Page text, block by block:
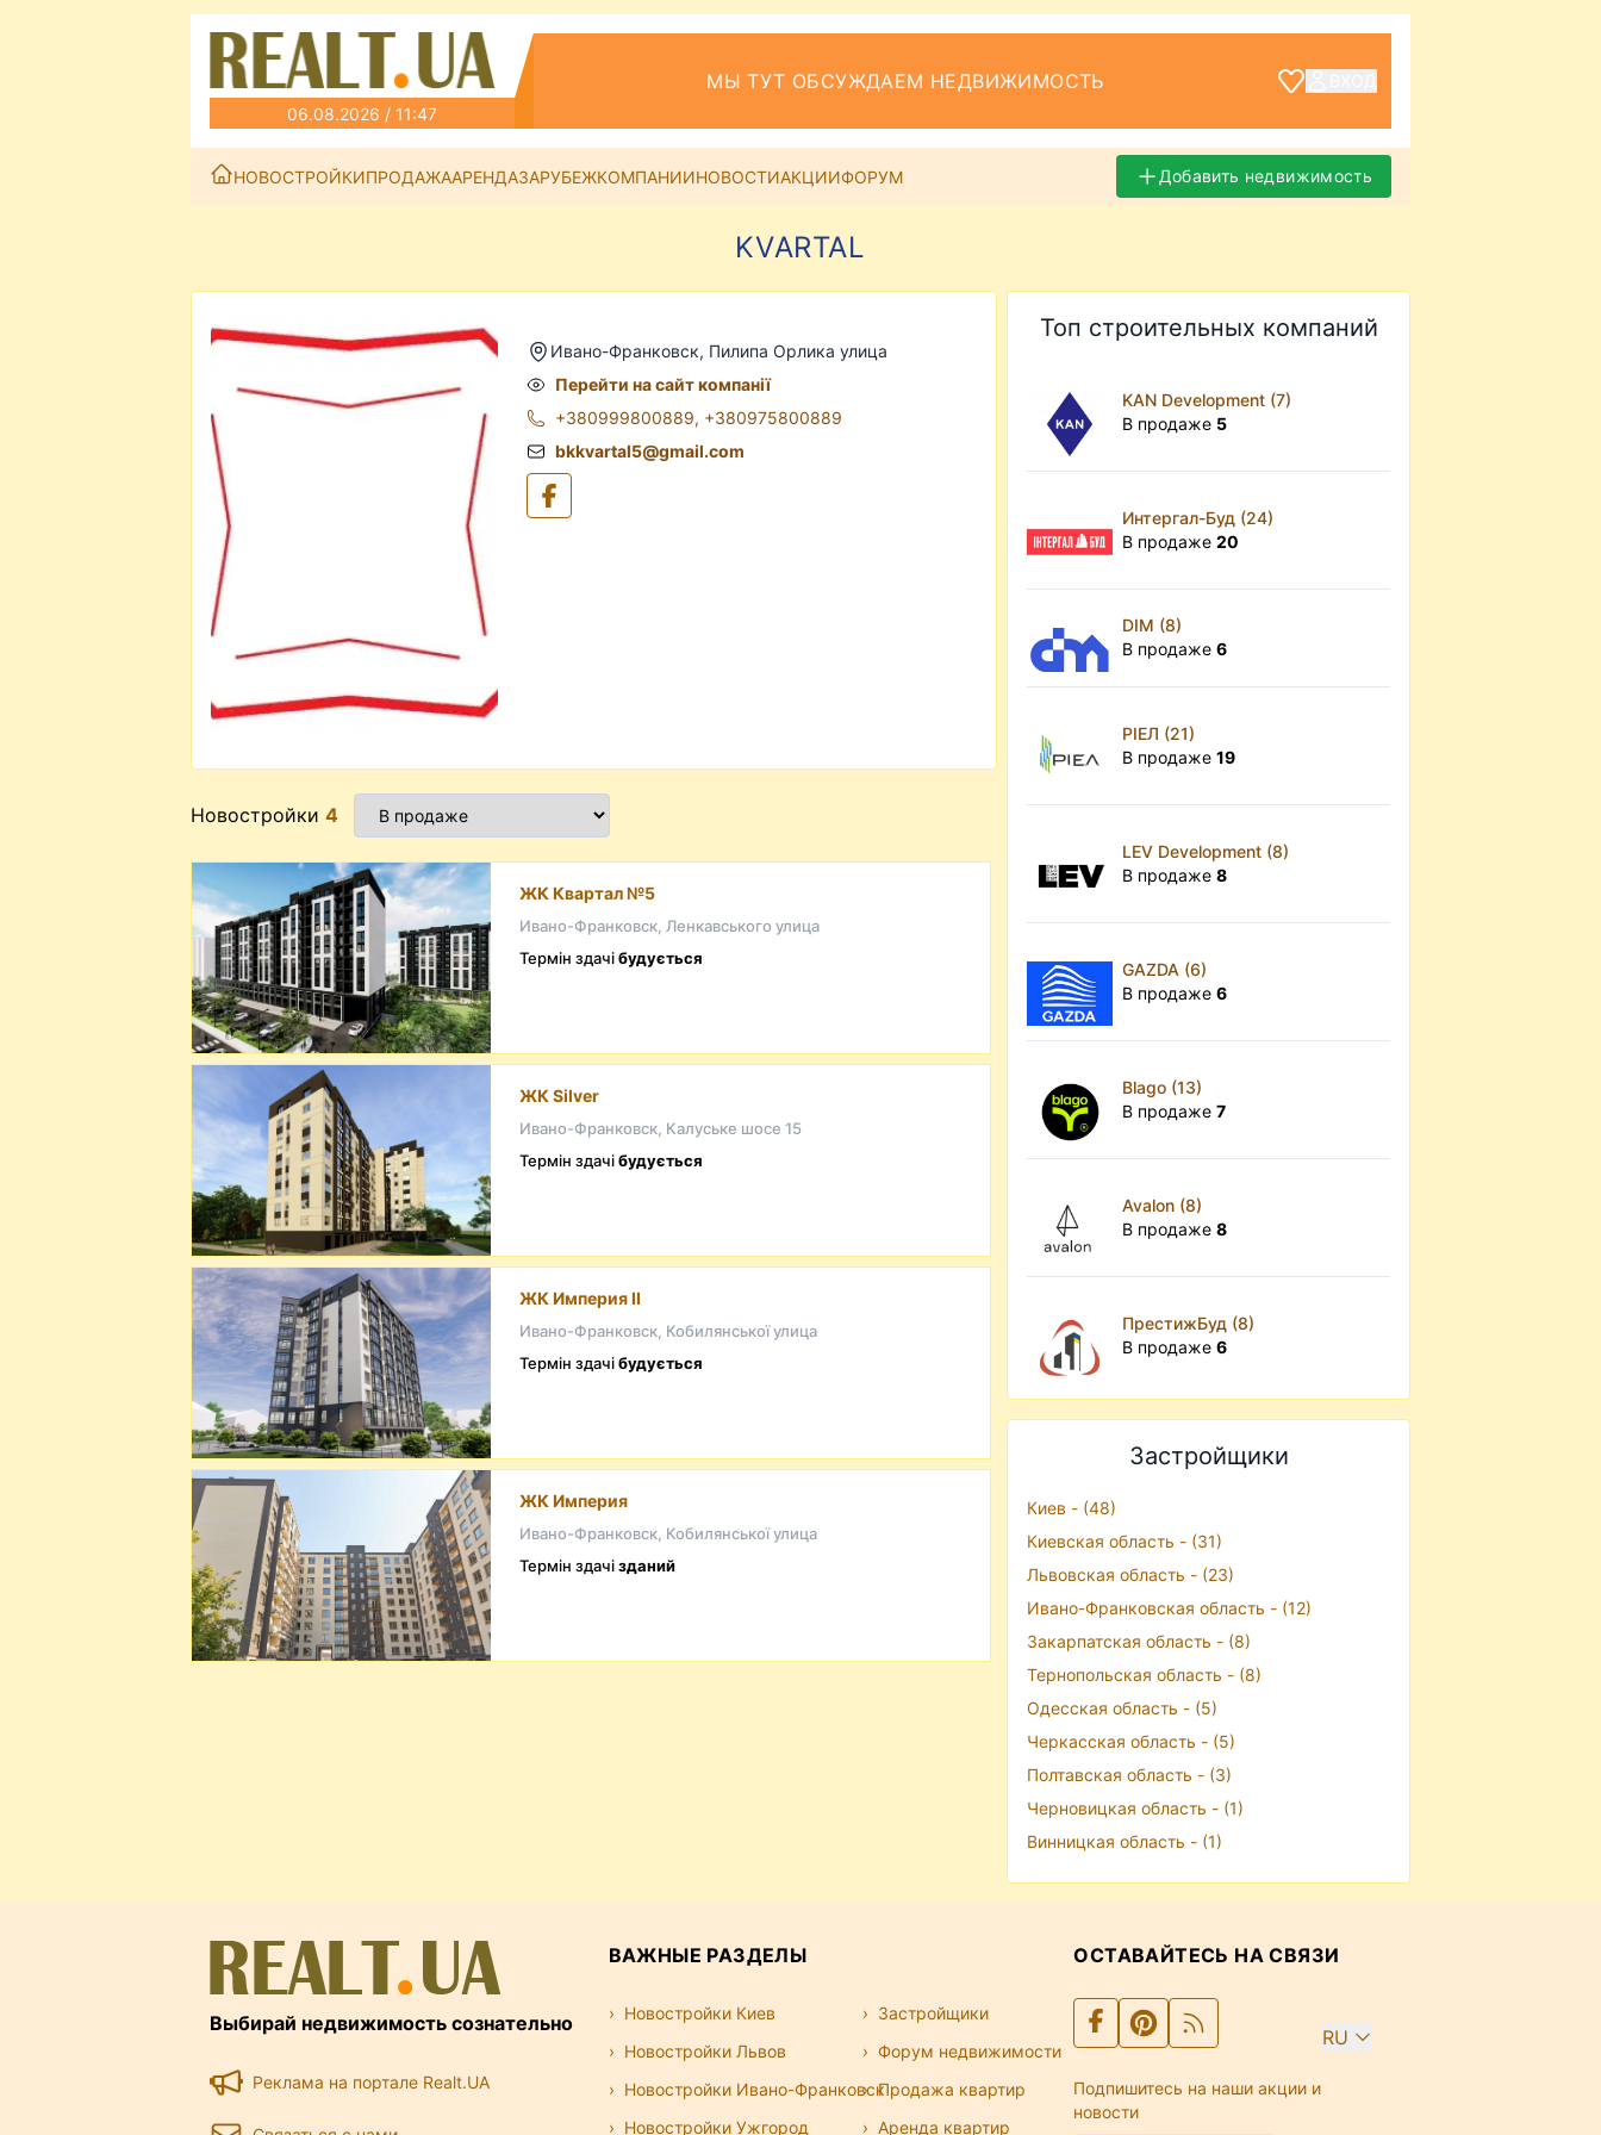
06.08.2026 / 11:47
МЫ ТУТ ОБСУЖДАЕМ НЕДВИЖИМОСТЬ
НОВОСТРОЙКИПРОДАЖААРЕНДАЗАРУБЕЖКОМПАНИИНОВОСТИАКЦИИФОРУМ Добавить недвижимость
KVARTAL
Ивано-Франковск, Пилипа Орлика улица
Перейти на сайт компанії
+380999800889, +380975800889
bkkvartal5@gmail.com
Новостройки 4
ЖК Квартал №5
Ивано-Франковск, Ленкавського улица
Термін здачібудується
ЖК Silver
Ивано-Франковск, Калуське шосе 15
Термін здачібудується
ЖК Империя II
Ивано-Франковск, Кобилянської улица
Термін здачібудується
ЖК Империя
Ивано-Франковск, Кобилянської улица
Термін здачізданий
Топ строительных компаний
KAN Development (7)
В продаже 5
Интергал-Буд (24)
В продаже20
DIM (8)
В продаже6
РІЕЛ (21)
В продаже19
LEV Development (8)
В продаже8
GAZDA (6)
В продаже6
Blago (13)
В продаже7
Avalon (8)
В продаже8
ПрестижБуд (8)
В продаже6
Застройщики
Киев - (48)
Киевская область - (31)
Львовская область - (23)
Ивано-Франковская область - (12)
Закарпатская область - (8)
Тернопольская область - (8)
Одесская область - (5)
Черкасская область - (5)
Полтавская область - (3)
Черновицкая область - (1)
Винницкая область - (1)
Выбирай недвижимость сознательно
Реклама на портале Realt.UA
ВАЖНЫЕ РАЗДЕЛЫ
Новостройки Киев
Новостройки Львов
Новостройки Ивано-Франковск
Новостройки Ужгород
Застройщики
Форум недвижимости
Продажа квартир
Аренда квартир
ОСТАВАЙТЕСЬ НА СВЯЗИ
RU
Подпишитесь на наши акции и
новости